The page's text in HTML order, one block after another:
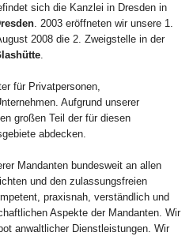
sich die Kanzlei in Dresden in
. 2003 eröffneten wir unsere 1.
2008 die 2. Zweigstelle in der
für Privatpersonen,
Aufgrund unserer
großen Teil der für diesen
abdecken.
Mandanten bundesweit an allen
und den zulassungsfreien
praxisnah, verständlich und
Aspekte der Mandanten. Wir
anwaltlicher Dienstleistungen. Wir